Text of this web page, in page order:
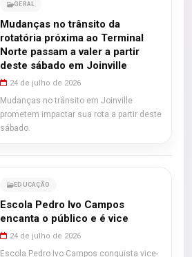
GERAL
Mudanças no trânsito da
rotatória próxima ao Terminal
Norte passam a valer a partir
deste sábado em Joinville
24 de julho de 2026
Mudanças no trânsito em Joinville
prometem impactar sua rota a partir deste
sábado.
EDUCAÇÃO
Escola Pedro Ivo Campos
encanta o público e é vice
24 de julho de 2026
Escola Pedro Ivo Campos conquista vice-